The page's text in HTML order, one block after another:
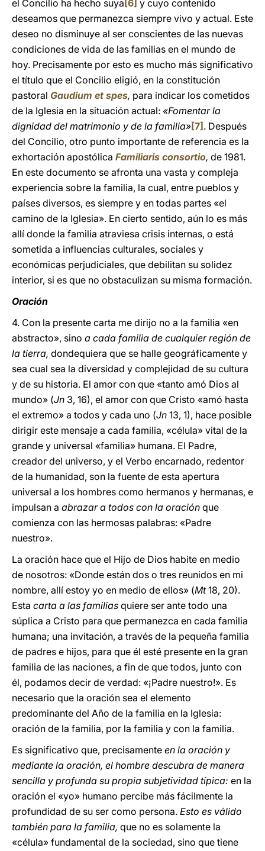
el Concilio ha hecho suya [6] y cuyo contenido
deseamos que permanezca siempre vivo y actual. Este
deseo no disminuye al ser conscientes de las nuevas
condiciones de vida de las familias en el mundo de
hoy. Precisamente por esto es mucho más significativo
el título que el Concilio eligió, en la constitución
pastoral Gaudium et spes, para indicar los cometidos
de la Iglesia en la situación actual: «Fomentar la
dignidad del matrimonio y de la familia»[7] . Después
del Concilio, otro punto importante de referencia es la
exhortación apostólica Familiaris consortio, de 1981.
En este documento se afronta una vasta y compleja
experiencia sobre la familia, la cual, entre pueblos y
países diversos, es siempre y en todas partes «el
camino de la Iglesia». En cierto sentido, aún lo es más
allí donde la familia atraviesa crisis internas, o está
sometida a influencias culturales, sociales y
económicas perjudiciales, que debilitan su solidez
interior, si es que no obstaculizan su misma formación.
Oración
4. Con la presente carta me dirijo no a la familia «en
abstracto», sino a cada familia de cualquier región de
la tierra, dondequiera que se halle geográficamente y
sea cual sea la diversidad y complejidad de su cultura
y de su historia. El amor con que «tanto amó Dios al
mundo» (Jn 3, 16), el amor con que Cristo «amó hasta
el extremo» a todos y cada uno (Jn 13, 1), hace posible
dirigir este mensaje a cada familia, «célula» vital de la
grande y universal «familia» humana. El Padre,
creador del universo, y el Verbo encarnado, redentor
de la humanidad, son la fuente de esta apertura
universal a los hombres como hermanos y hermanas, e
impulsan a abrazar a todos con la oración que
comienza con las hermosas palabras: «Padre
nuestro».
La oración hace que el Hijo de Dios habite en medio
de nosotros: «Donde están dos o tres reunidos en mi
nombre, allí estoy yo en medio de ellos» (Mt18, 20).
Esta carta a las familias quiere ser ante todo una
súplica a Cristo para que permanezca en cada familia
humana; una invitación, a través de la pequeña familia
de padres e hijos, para que él esté presente en la gran
familia de las naciones, a fin de que todos, junto con
él, podamos decir de verdad: «¡Padre nuestro!». Es
necesario que la oración sea el elemento
predominante del Año de la familia en la Iglesia:
oración de la familia, por la familia y con la familia.
Es significativo que, precisamente en la oración y
mediante la oración, el hombre descubra de manera
sencilla y profunda su propia subjetividad típica: en la
oración el «yo» humano percibe más fácilmente la
profundidad de su ser como persona. Esto es válido
también para la familia, que no es solamente la
«célula» fundamental de la sociedad, sino que tiene